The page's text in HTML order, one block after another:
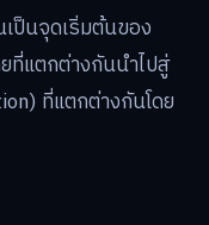
เป็นจุดเริ่มต้นของ
ที่แตกต่างกันนำไปสู่
ที่แตกต่างกันโดย